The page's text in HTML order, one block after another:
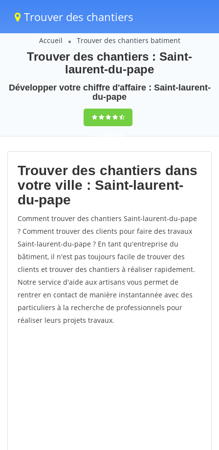
Trouver des chantiers
Accueil Trouver des chantiers batiment
Trouver des chantiers : Saint-
laurent-du-pape
Développer votre chiffre d'affaire : Saint-laurent-
du-pape
9,5(100%)54
votes
Trouver des chantiers dans
votre ville : Saint-laurent-
du-pape
Comment trouver des chantiers Saint-laurent-du-pape
? Comment trouver des clients pour faire des travaux
Saint-laurent-du-pape ? En tant qu'entreprise du
bâtiment, il n'est pas toujours facile de trouver des
clients et trouver des chantiers à réaliser rapidement.
Notre service d'aide aux artisans vous permet de
rentrer en contact de manière instantannée avec des
particuliers à la recherche de professionnels pour
réaliser leurs projets travaux.